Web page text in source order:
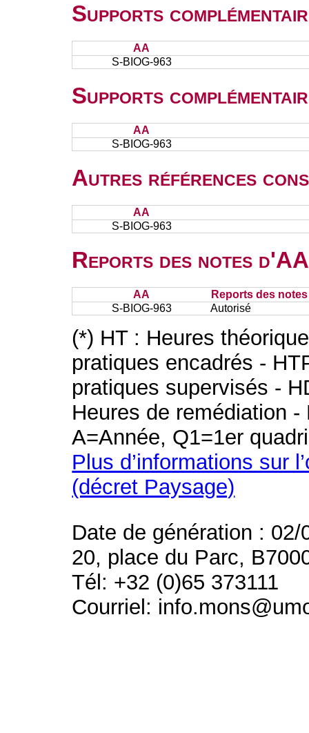
Supports
AA
S-BIOG-963
Supports
AA
S-BIOG-963
Autres références
AA
S-BIOG-963
Reports des notes
AA
Reports des
S-BIOG-963
Autorisé
(*) HT : Heures
pratiques encadrés -
pratiques supervisés -
Heures de remédiation
A=Année, Q1=1er
Plus d’informations sur
(décret Paysage)
Date de génération : 02/
20, place du Parc,
Tél: +32 (0)65 373111
Courriel: